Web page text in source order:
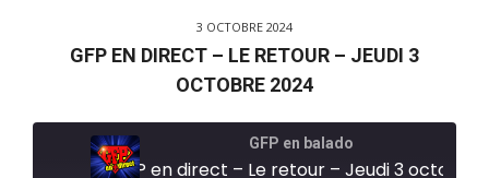
3 OCTOBRE 2024
GFP EN DIRECT – LE RETOUR – JEUDI 3
OCTOBRE 2024
GFP en balado